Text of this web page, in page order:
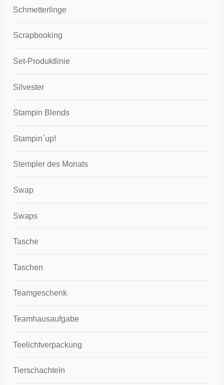
Schmetterlinge
Scrapbooking
Set-Produktlinie
Silvester
Stampin Blends
Stampin´up!
Stempler des Monats
Swap
Swaps
Tasche
Taschen
Teamgeschenk
Teamhausaufgabe
Teelichtverpackung
Tierschachteln